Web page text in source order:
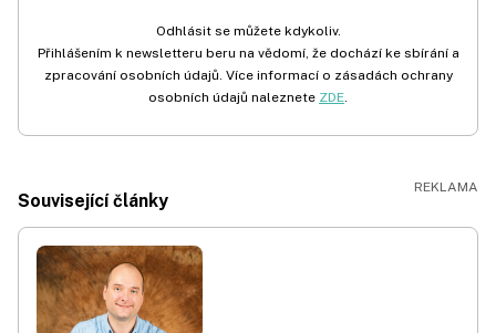
Odhlásit se můžete kdykoliv.
Přihlášením k newsletteru beru na vědomí, že dochází ke sbírání a
zpracování osobních údajů. Více informací o zásadách ochrany
osobních údajů naleznete ZDE.
Související články